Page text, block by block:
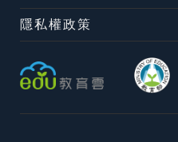
隱私權政策